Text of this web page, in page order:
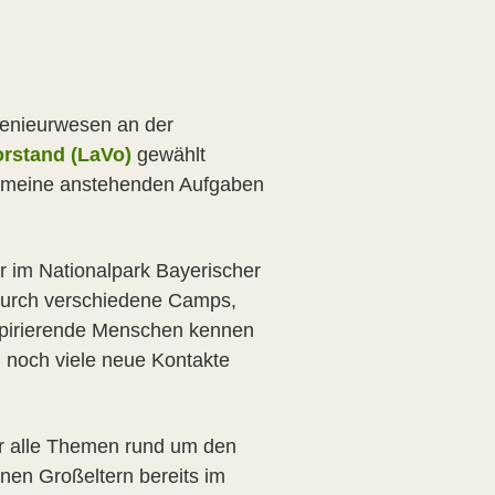
an der
(LaVo) gewählt
anstehenden Aufgaben
im Nationalpark Bayerischer
verschiedene Camps,
Menschen kennen
viele neue Kontakte
alle Themen rund um den
Großeltern bereits im